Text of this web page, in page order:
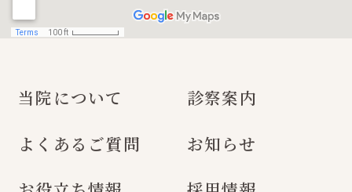
当院について
診察案内
よくあるご質問
お知らせ